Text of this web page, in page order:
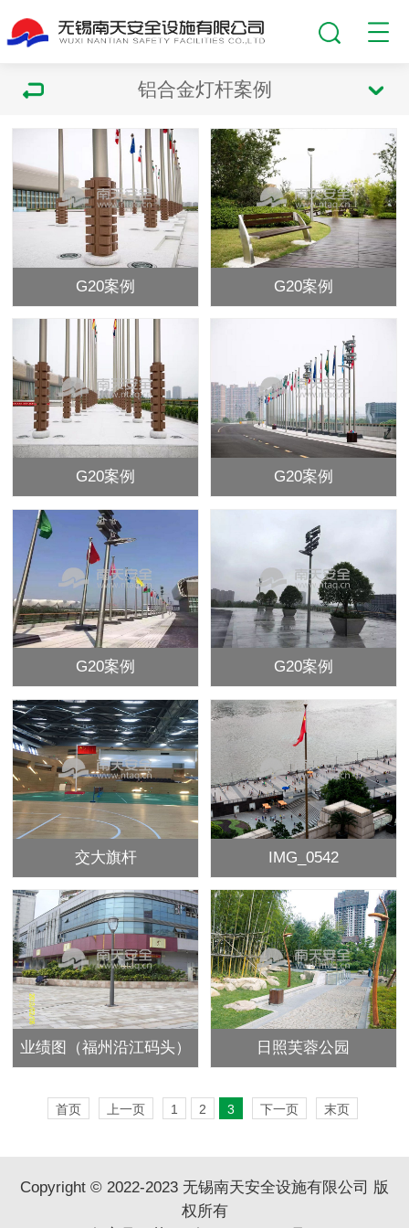
铝合金灯杆案例
G20案例 G20案例
G20案例 G20案例
G20案例 G20案例
交大旗杆 IMG_0542
业绩图（福州沿江码头） 日照芙蓉公园
首页 上一页 1 2 3 下一页 末页
Copyright © 2022-2023 无锡南天安全设施有限公司 版
权所有